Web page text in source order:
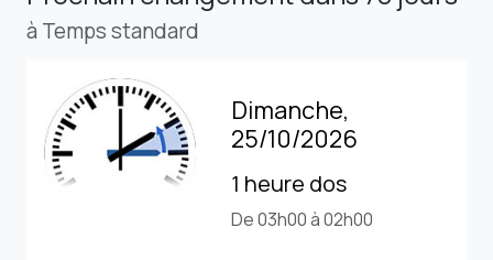
à Temps standard
Dimanche,
25/10/2026
1 heure dos
De 03h00 à 02h00